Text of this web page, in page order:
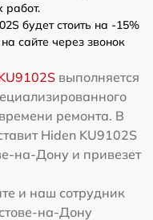
работ.
будет стоить на -15%
сайте через звонок
выполняется
ремонта. В
Hiden KU9102S
на-Дону и привезет
и наш сотрудник
на-Дону